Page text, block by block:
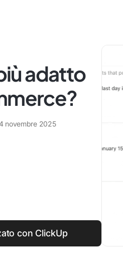
adatto
novembre 2025
con ClickUp